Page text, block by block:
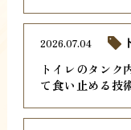
トイレのタンク
て食い止める技
2026.07.04